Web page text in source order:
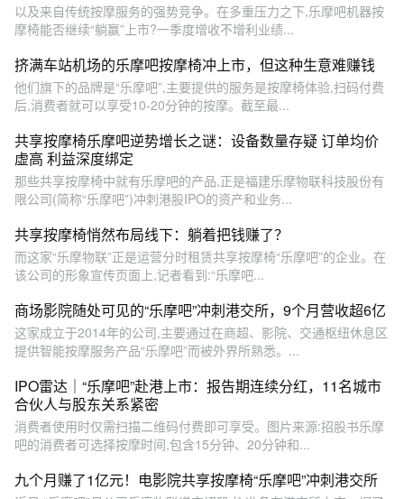
以及来自传统按摩服务的强势竞争。在多重压力之下,乐摩吧机器按
摩椅能否继续“躺赢”上市?一季度增收不增利业绩...
挤满车站机场的乐摩吧按摩椅冲上市，但这种生意难赚钱
他们旗下的品牌是“乐摩吧”,主要提供的服务是按摩椅体验,扫码付费
后,消费者就可以享受10-20分钟的按摩。截至最...
共享按摩椅乐摩吧逆势增长之谜：设备数量存疑 订单均价
虚高 利益深度绑定
那些共享按摩椅中就有乐摩吧的产品,正是福建乐摩物联科技股份有
限公司(简称“乐摩吧”)冲刺港股IPO的资产和业务...
共享按摩椅悄然布局线下：躺着把钱赚了？
而这家“乐摩物联”正是运营分时租赁共享按摩椅“乐摩吧”的企业。在
该公司的形象宣传页面上,记者看到:“乐摩吧...
商场影院随处可见的“乐摩吧”冲刺港交所，9个月营收超6亿
这家成立于2014年的公司,主要通过在商超、影院、交通枢纽休息区
提供智能按摩服务产品“乐摩吧”而被外界所熟悉。...
IPO雷达｜“乐摩吧”赴港上市：报告期连续分红，11名城市
合伙人与股东关系紧密
消费者使用时仅需扫描二维码付费即可享受。图片来源:招股书乐摩
吧的消费者可选择按摩时间,包含15分钟、20分钟和...
九个月赚了1亿元！电影院共享按摩椅“乐摩吧”冲刺港交所